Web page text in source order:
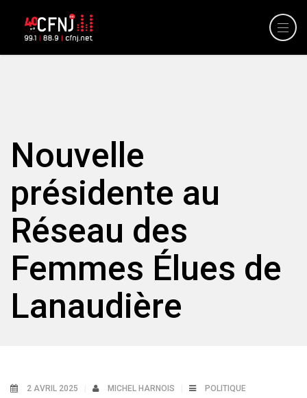
Nouvelle
présidente au
Réseau des
Femmes Élues de
Lanaudière
2 AVRIL 2025 MICHEL HARNOIS POLITIQUE